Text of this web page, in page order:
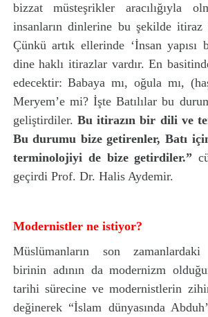
bizzat müsteşrikler aracılığıyla
insanların dinlerine bu şekilde itiraz
Çünkü artık ellerinde ‘İnsan yapısı
dine haklı itirazlar vardır. En
edecektir: Babaya mı, oğula mı,
Meryem’e mi? İşte Batılılar bu
geliştirdiler. Bu itirazın bir dili ve
Bu durumu bize getirenler, Batı
terminolojiyi de bize getirdiler.”
geçirdi Prof. Dr. Halis Aydemir.
Modernistler ne istiyor?
Müslümanların son zamanlardaki
birinin adının da modernizm
tarihi sürecine ve modernistlerin
değinerek “İslam dünyasında